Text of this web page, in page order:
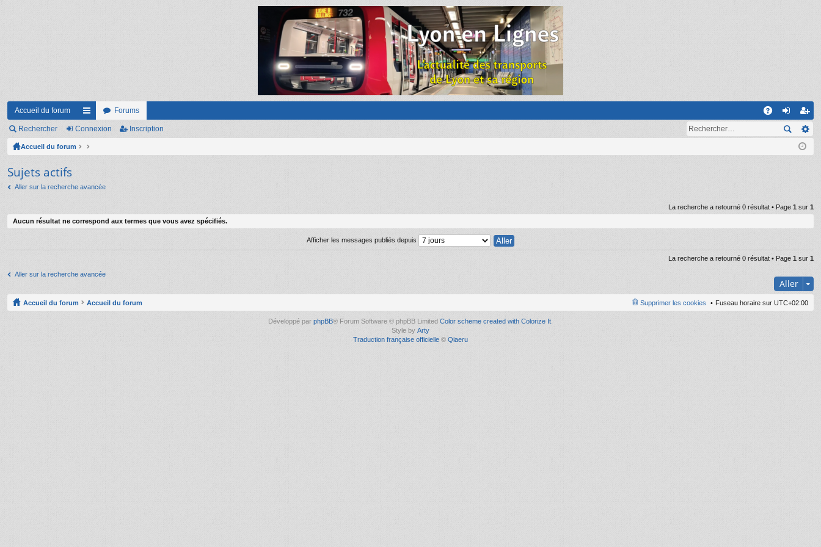
Accueil du forum
ac
co
ci
Forums
on ns
cri
Rechercher Connexion Inscription
Accueil du forum
Sujets actifs
Aller sur la recherche avancée
La recherche a retourné 0 résultat • Page 1 sur 1
Aucun résultat ne correspond aux termes que vous avez spécifiés.
Afficher les messages publiés depuis
La recherche a retourné 0 résultat • Page 1 sur 1
Aller sur la recherche avancée
Aller
Accueil du forum Accueil du forum Fuseau horaire sur UTC+02:00
Supprimer les cookies
Développé par phpBB® Forum Software © phpBB Limited Color scheme created with Colorize It
Style by Arty
Traduction française officielle © Qiaeru